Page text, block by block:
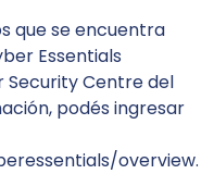
que se encuentra
Essentials
Security Centre del
podés ingresar
overview.